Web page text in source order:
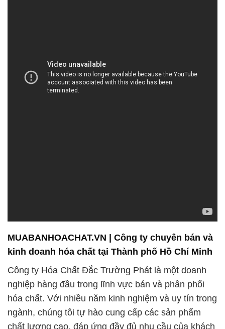
MUABANHOACHAT.VN | Công ty chuyên bán và
kinh doanh hóa chất tại Thành phố Hồ Chí Minh
Công ty Hóa Chất Đắc Trường Phát là một doanh
nghiệp hàng đầu trong lĩnh vực bán và phân phối
hóa chất. Với nhiều năm kinh nghiệm và uy tín trong
ngành, chúng tôi tự hào cung cấp các sản phẩm
chất lượng cao, đáp ứng đầy đủ nhu cầu của khách